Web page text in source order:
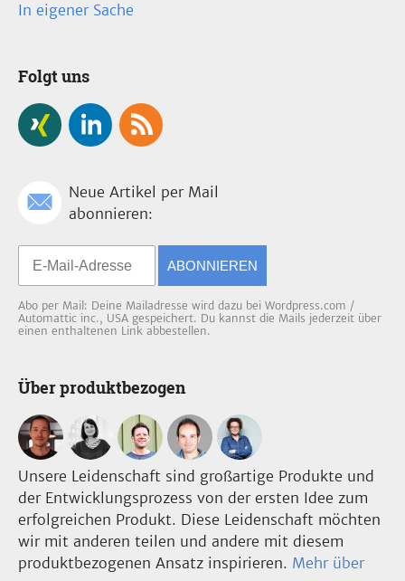
In eigener Sache
Folgt uns
Neue Artikel per Mail
abonnieren:
ABONNIEREN
Abo per Mail: Deine Mailadresse wird dazu bei Wordpress.com /
Automattic inc., USA gespeichert. Du kannst die Mails jederzeit über
einen enthaltenen Link abbestellen.
Über produktbezogen
Unsere Leidenschaft sind großartige Produkte und
der Entwicklungsprozess von der ersten Idee zum
erfolgreichen Produkt. Diese Leidenschaft möchten
wir mit anderen teilen und andere mit diesem
produktbezogenen Ansatz inspirieren. Mehr über